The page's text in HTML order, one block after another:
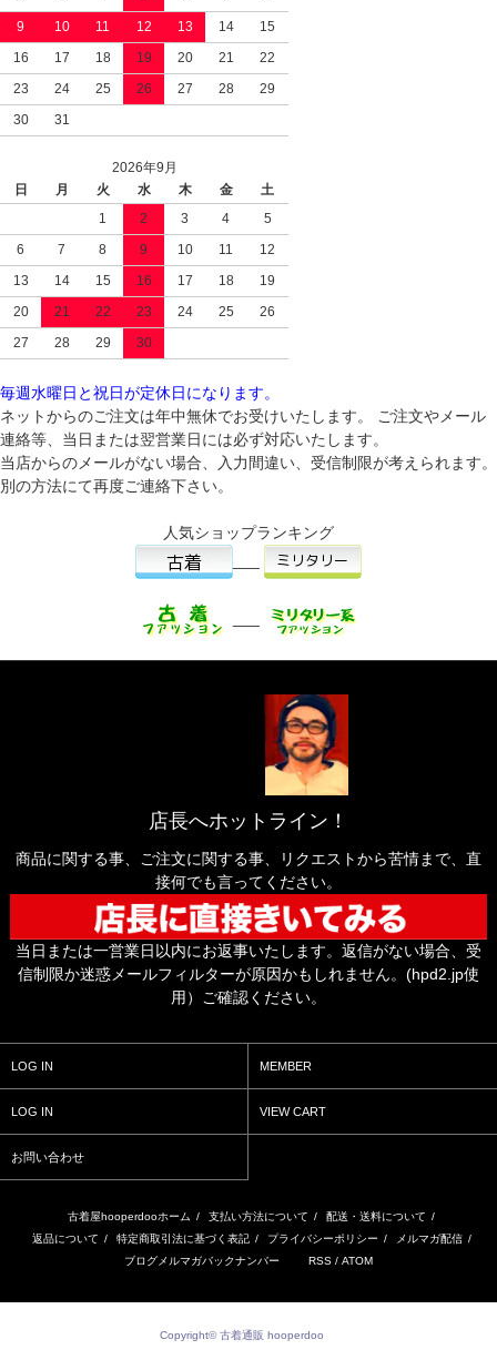
9
10 11 12 13 14
15
16
17 18 19 20 21
22
23
24 25 26 27 28
29
30
31
2026年9月
日
月 火 水 木 金
土
1
2 3 4
5
6
7 8 9 10 11
12
13
14 15 16 17 18
19
20
21 22 23 24 25
26
27
28 29 30
毎週水曜日と祝日が定休日になります。
ネットからのご注文は年中無休でお受けいたします。 ご注文やメール
連絡等、当日または翌営業日には必ず対応いたします。
当店からのメールがない場合、入力間違い、受信制限が考えられます。
別の方法にて再度ご連絡下さい。
人気ショップランキング
店長へホットライン！
商品に関する事、ご注文に関する事、リクエストから苦情まで、直
接何でも言ってください。
当日または一営業日以内にお返事いたします。返信がない場合、受
信制限か迷惑メールフィルターが原因かもしれません。(hpd2.jp使
用）ご確認ください。
LOG IN MEMBER
LOG IN VIEW CART
お問い合わせ
古着屋hooperdooホーム / 支払い方法について / 配送・送料について /
返品について / 特定商取引法に基づく表記 / プライバシーポリシー / メルマガ配信 /
ブログメルマガバックナンバー
RSS / ATOM
Copyright© 古着通販 hooperdoo